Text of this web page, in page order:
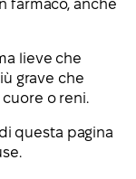
farmaco, anche
lieve che
grave che
o reni.
questa pagina